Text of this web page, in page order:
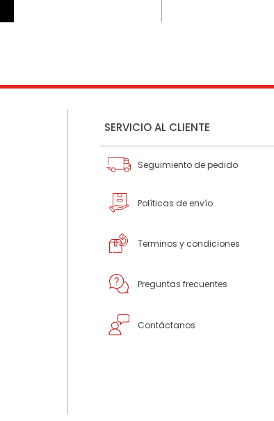
SERVICIO AL CLIENTE
Seguimiento de pedido
Políticas de envío
Terminos y condiciones
Preguntas frecuentes
Contáctanos